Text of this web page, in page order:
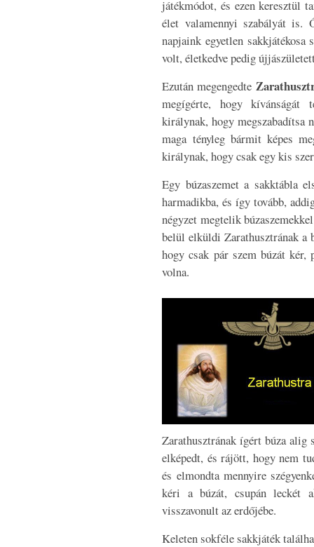
játékmódot, és ezen keresztül
élet valamennyi szabályát is.
napjaink egyetlen sakkjátékosa
volt, életkedve pedig
Ezután megengedte
megígérte, hogy
királynak, hogy megszabadítsa
maga tényleg bármit képes
királynak, hogy csak egy kis
Egy búzaszemet a sakktábla
harmadikba, és így tovább,
négyzet megtelik
belül elküldi Zarathusztrának a
hogy csak pár szem búzát kér,
volna.
Zarathusztrának ígért búza alig
elképedt, és rájött, hogy nem
és elmondta mennyire
kéri a búzát, csupán leckét
visszavonult az erdőjébe.
Keleten sokféle sakkjáték